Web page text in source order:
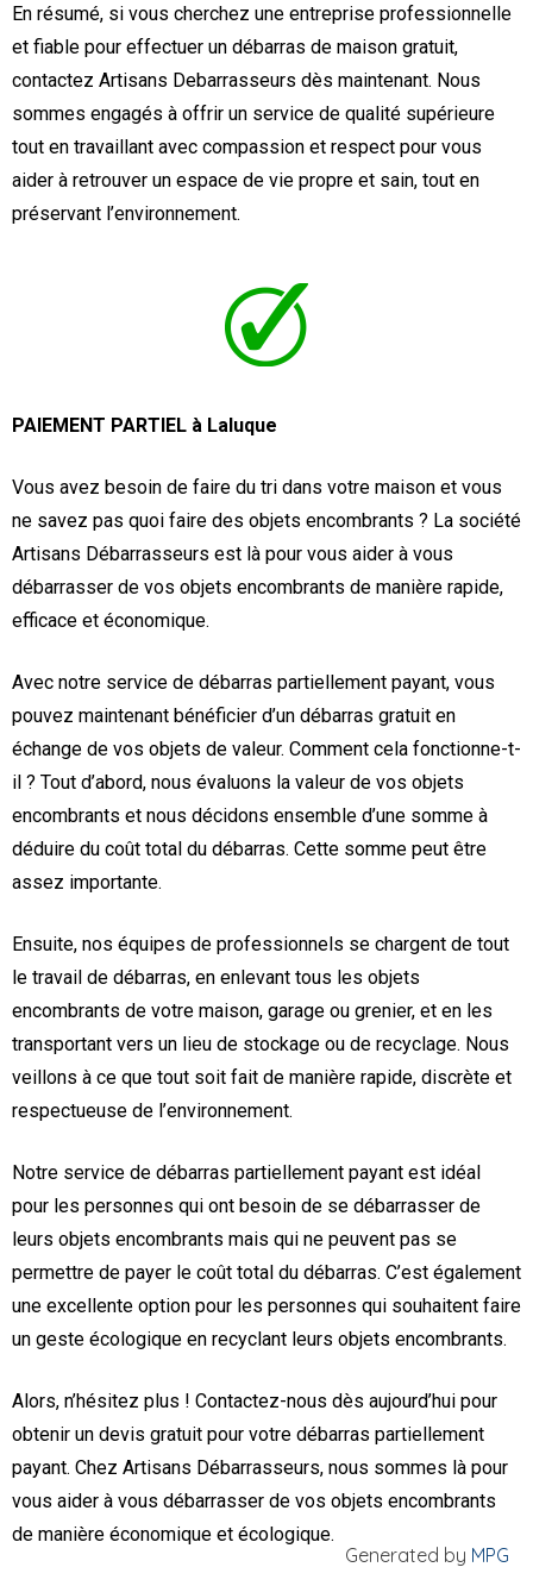
En résumé, si vous cherchez une entreprise professionnelle
et fiable pour effectuer un débarras de maison gratuit,
contactez Artisans Debarrasseurs dès maintenant. Nous
sommes engagés à offrir un service de qualité supérieure
tout en travaillant avec compassion et respect pour vous
aider à retrouver un espace de vie propre et sain, tout en
préservant l’environnement.
PAIEMENT PARTIEL à Laluque
Vous avez besoin de faire du tri dans votre maison et vous
ne savez pas quoi faire des objets encombrants ? La société
Artisans Débarrasseurs est là pour vous aider à vous
débarrasser de vos objets encombrants de manière rapide,
efficace et économique.
Avec notre service de débarras partiellement payant, vous
pouvez maintenant bénéficier d’un débarras gratuit en
échange de vos objets de valeur. Comment cela fonctionne-t-
il ? Tout d’abord, nous évaluons la valeur de vos objets
encombrants et nous décidons ensemble d’une somme à
déduire du coût total du débarras. Cette somme peut être
assez importante.
Ensuite, nos équipes de professionnels se chargent de tout
le travail de débarras, en enlevant tous les objets
encombrants de votre maison, garage ou grenier, et en les
transportant vers un lieu de stockage ou de recyclage. Nous
veillons à ce que tout soit fait de manière rapide, discrète et
respectueuse de l’environnement.
Notre service de débarras partiellement payant est idéal
pour les personnes qui ont besoin de se débarrasser de
leurs objets encombrants mais qui ne peuvent pas se
permettre de payer le coût total du débarras. C’est également
une excellente option pour les personnes qui souhaitent faire
un geste écologique en recyclant leurs objets encombrants.
Alors, n’hésitez plus ! Contactez-nous dès aujourd’hui pour
obtenir un devis gratuit pour votre débarras partiellement
payant. Chez Artisans Débarrasseurs, nous sommes là pour
vous aider à vous débarrasser de vos objets encombrants
de manière économique et écologique.
Generated by MPG